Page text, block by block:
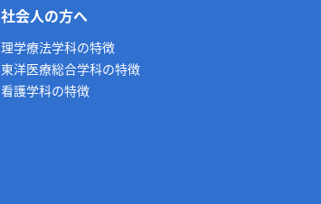
社会人の方へ
理学療法学科の特徴
東洋医療総合学科の特徴
看護学科の特徴